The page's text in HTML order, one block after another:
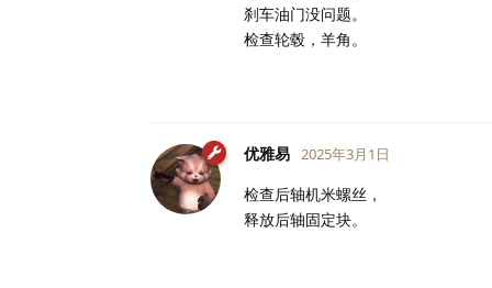
刹车油门没问题。
检查轮毂，羊角。
优雅易 2025年3月1日
检查后轴机米螺丝，
释放后轴固定块。